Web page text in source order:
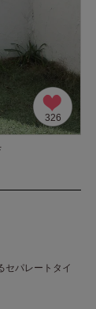
326
セパレートタイ